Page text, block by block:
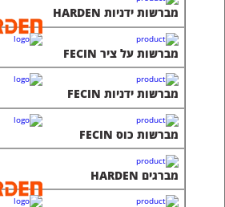
מברשות ידניות HARDEN
מברשות על ציר FECIN
מברשות ידניות FECIN
מברשות כוס FECIN
מברגים HARDEN